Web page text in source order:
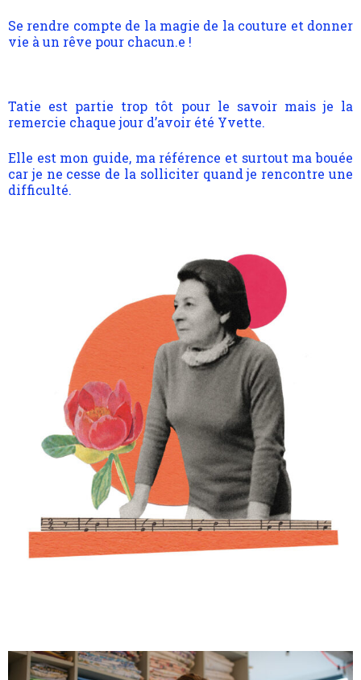
Se rendre compte de la magie de la couture et donner
vie à un rêve pour chacun.e !
Tatie est partie trop tôt pour le savoir mais je la
remercie chaque jour d’avoir été Yvette.
Elle est mon guide, ma référence et surtout ma bouée
car je ne cesse de la solliciter quand je rencontre une
difficulté.